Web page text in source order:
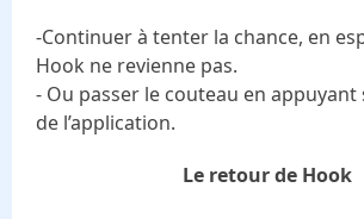
-Continuer à tenter la chance, en
Hook ne revienne pas.
- Ou passer le couteau en
de l’application.
Le retour de Hook